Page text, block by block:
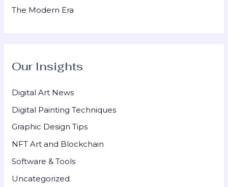
The Modern Era
Our Insights
Digital Art News
Digital Painting Techniques
Graphic Design Tips
NFT Art and Blockchain
Software & Tools
Uncategorized